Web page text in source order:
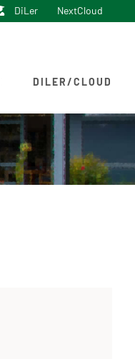
DiLer NextCloud
DILER/CLOUD